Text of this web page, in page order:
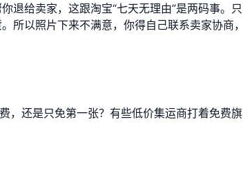
退给卖家，这跟淘宝“七天无理由”是两码事。只
所以照片下来不满意，你得自己联系卖家协商，
，还是只免第一张？有些低价集运商打着免费旗